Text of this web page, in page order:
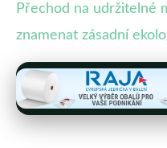
Přechod na udržitelné
znamenat zásadní